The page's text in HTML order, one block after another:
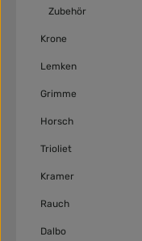
Zubehör
Krone
Lemken
Grimme
Horsch
Trioliet
Kramer
Rauch
Dalbo